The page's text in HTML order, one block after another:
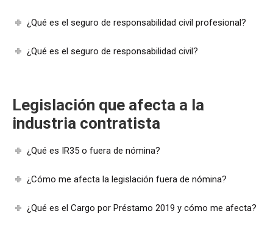
¿Qué es el seguro de responsabilidad civil profesional?
¿Qué es el seguro de responsabilidad civil?
Legislación que afecta a la
industria contratista
¿Qué es IR35 o fuera de nómina?
¿Cómo me afecta la legislación fuera de nómina?
¿Qué es el Cargo por Préstamo 2019 y cómo me afecta?